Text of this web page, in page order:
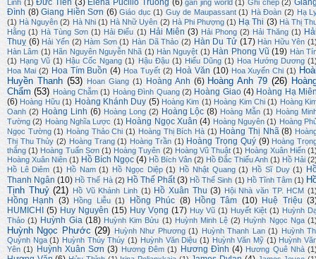
Linh (1) Đức Tiên (3) Elena Pucillo Truong (6) gan jing world (1) Ghi chép (2)
Đình (8) Giang Hiền Sơn (6) Giáo dục (1) Guy de Maupassant (1) Hà Đoàn (2) Hạ
(1) Hà Nguyên (2) Hà Nhi (1) Hà Nhữ Uyên (2) Hà Phi Phượng (1) Hạ Thi (3) Hà Thị
Hằng (1) Hà Tùng Sơn (1) Hải Điểu (1) Hải Miên (3) Hải Phong (2) Hải Thăng (1)
Thuỵ (6) Hải Yến (2) Hàm Sơn (1) Hàn Dã Thảo (2) Hàn Du Tử (17) Hàn Hữu Yên
Hàn Lâm (1) Hãn Nguyên Nguyễn Nhã (1) Hàn Nguyệt (1) Hàn Phong Vũ (19) Hàn
(1) Hạng Vũ (1) Hậu Cốc Ngang (1) Hậu Đậu (1) Hiếu Dũng (1) Hoa Hướng Dương
Hoa Mai (2) Hoa Tím Buồn (4) Hoa Tuyết (2) Hoà Văn (10) Hoa Xuyến Chi (1)
Huyền Thanh (53) Hoan Giang (1) Hoàng Anh (6) Hoàng Anh 79 (26)
Chẩm (53) Hoàng Chẫm (1) Hoàng Đình Quang (2) Hoàng Giao (4) Hoàng Hạ
(6) Hoàng Hữu (1) Hoàng Khánh Duy (5) Hoàng Kim (1) Hoàng Kim Chi (1) Hoàng
Oanh (2) Hoàng Linh (6) Hoàng Long (2) Hoàng Lộc (8) Hoàng Mẫn (1) Hoàng
Tường (2) Hoàng Nghĩa Lược (1) Hoàng Ngọc Xuân (4) Hoàng Nguyên (1) Hoàng
Ngọc Tường (1) Hoàng Thảo Chi (1) Hoàng Thị Bích Hà (1) Hoàng Thị Nhã (8)
Thị Thu Thủy (2) Hoàng Trang (1) Hoàng Trần (1) Hoàng Trọng Quý (9) Hoàng
thắng (1) Hoàng Tuấn Sơn (1) Hoàng Tuyên (2) Hoàng Vũ Thuật (1) Hoàng Xuân Hiến
Hoàng Xuân Niên (1) Hồ Bích Ngọc (4) Hồ Bích Vân (2) Hồ Đắc Thiếu Anh (1) Hồ Hải
Hồ Lê Diêm (1) Hồ Nam (1) Hồ Ngọc Diệp (1) Hồ Nhật Quang (1) Hồ Sĩ Duy (1)
Thanh Ngân (10) Hồ Thế Hà (2) Hồ Thế Phất (3) Hồ Thế Sinh (1) Hồ Tĩnh Tâm (1)
Tịnh Thuỷ (21) Hồ Vũ Khánh Linh (1) Hồ Xuân Thu (3) Hội Nhà văn TP. HCM
Hồng Hạnh (3) Hồng Liễu (1) Hồng Phúc (8) Hồng Tâm (10) Huệ Triệu
HUMICHI
(5) Huy Nguyên (15) Huy Vọng (17) Huy Vũ (1) Huyết Kiệt (1) Huỳnh
Thảo (1) Huỳnh Gia (18) Huỳnh Kim Bửu (1) Huỳnh Minh Lệ (2) Huỳnh Ngọc Nga
Huỳnh Ngọc Phước (29) Huỳnh Như Phương (1) Huỳnh Thanh Lan (1)
Huỳnh
Quỳnh Nga (1) Huỳnh Thúy Thúy (1) Huỳnh Văn Diệu (1) Huỳnh Văn Mỹ (1) Huỳnh
Yên (1) Huỳnh Xuân Sơn (3) Hương Đêm (1) Hương Đình (4) Hương Quê Nhà